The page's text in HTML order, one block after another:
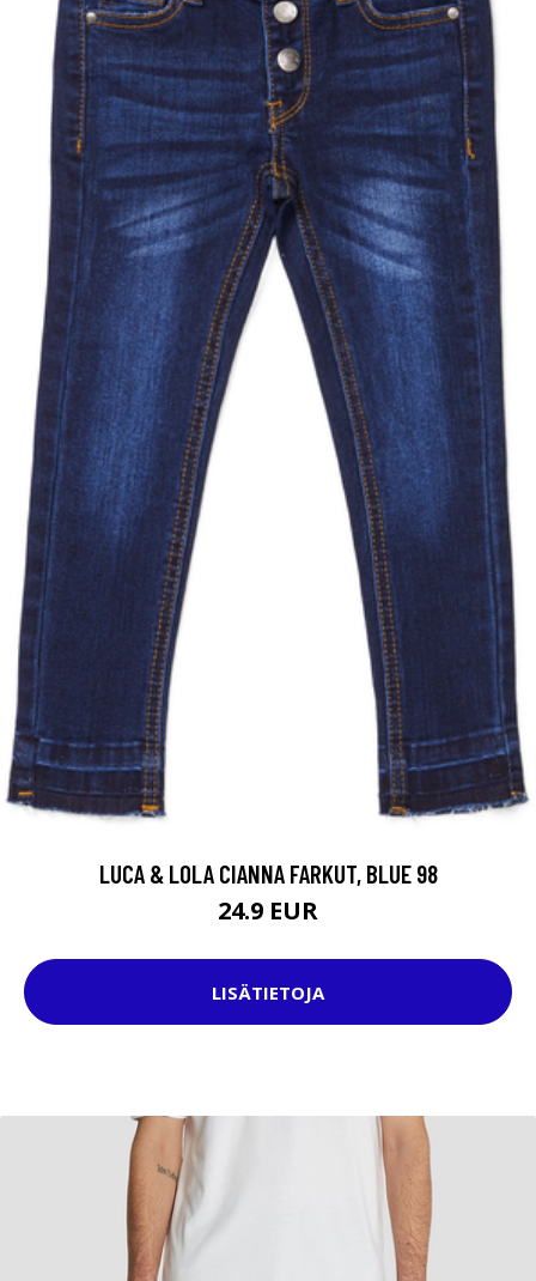
LUCA & LOLA CIANNA FARKUT, BLUE 98
24.9 EUR
LISÄTIETOJA